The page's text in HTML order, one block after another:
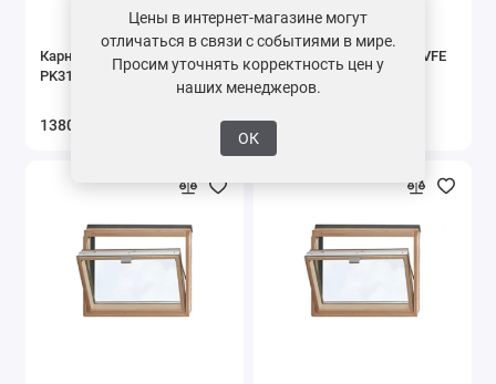
Карнизное окно VELUX VFE
PK31 3068, 940*600 мм
138000 ₽ / шт.
Карнизное окно VELUX VFE
PK35 3068, 940*950 мм
154300 ₽ / шт.
Цены в интернет-магазине могут
отличаться в связи с событиями в мире.
Просим уточнять корректность цен у
наших менеджеров.
ОК